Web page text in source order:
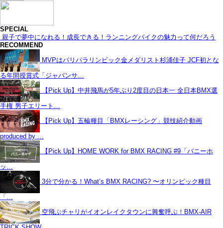
SPECIAL
親子で夢中になれる！成長できる！ランニングバイクの魅力って何だろう
RECOMMEND
MVPはパリパラリンピック金メダリスト杉浦佳子 JCF初とな
る年間授賞式「ジャパンサ…
【Pick Up】中井飛馬が5年ぶり2度目の日本一 全日本BMX選
手権 男子エリート…
【Pick Up】五輪種目「BMXレーシング」競技紹介動画
produced by …
【Pick Up】HOME WORK for BMX RACING #9「バニーホ
ッ…
3分で分かる！What’s BMX RACING? 〜オリンピック種目
「…
空飛ぶチャリがイオンレイクタウンに興奮呼ぶ！BMX-AIR